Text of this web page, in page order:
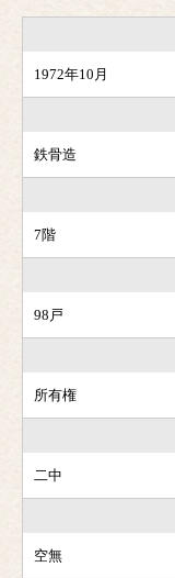
1972年10月
鉄骨造
7階
98戸
所有権
二中
空無